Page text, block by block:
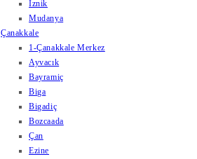
İznik
Mudanya
Çanakkale
1-Çanakkale Merkez
Ayvacık
Bayramiç
Biga
Bigadiç
Bozcaada
Çan
Ezine